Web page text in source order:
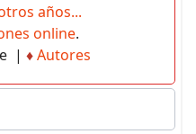
años...
online.
| ♦Autores